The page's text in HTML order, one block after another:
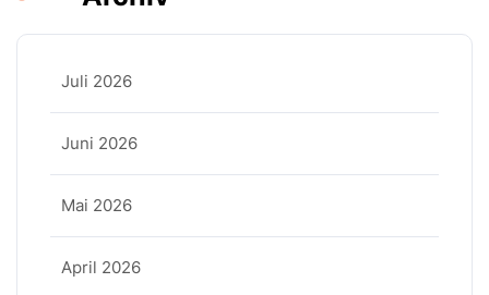
Juli 2026
Juni 2026
Mai 2026
April 2026